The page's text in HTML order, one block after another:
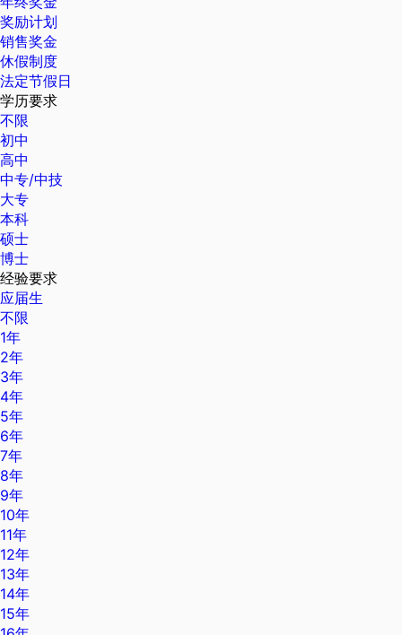
奖励计划
销售奖金
休假制度
法定节假日
学历要求
不限
初中
高中
中专/中技
大专
本科
硕士
博士
经验要求
应届生
不限
1年
2年
3年
4年
5年
6年
7年
8年
9年
10年
11年
12年
13年
14年
15年